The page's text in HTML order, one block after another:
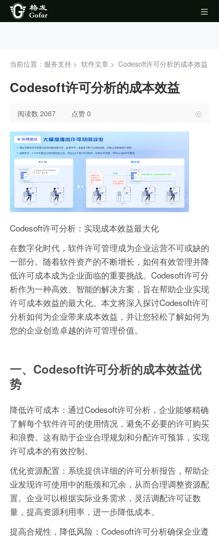
当前位置：服务支持 > 软件文章 > Codesoft许可分析的成本效益
Codesoft许可分析的成本效益
阅读数 2067 点赞 0
Codesoft许可分析：实现成本效益最大化
在数字化时代，软件许可管理成为企业运营不可或缺的
一部分。随着软件资产的不断增长，如何有效管理并降
低许可成本成为企业面临的重要挑战。Codesoft许可分
析作为一种高效、智能的解决方案，旨在帮助企业实现
许可成本效益的最大化。本文将深入探讨Codesoft许可
分析如何为企业带来成本效益，并让您轻松了解如何为
您的企业创造卓越的许可管理价值。
一、Codesoft许可分析的成本效益优
势
降低许可成本：通过Codesoft许可分析，企业能够精确
了解每个软件许可的使用情况，避免不必要的许可购买
和浪费。这有助于企业合理规划和分配许可预算，实现
许可成本的有效控制。
优化资源配置：系统提供详细的许可分析报告，帮助企
业发现许可使用中的瓶颈和冗余，从而合理调整资源配
置。企业可以根据实际业务需求，灵活调配许可证数
量，提高资源利用率，进一步降低成本。
提高合规性，降低风险：Codesoft许可分析确保企业遵